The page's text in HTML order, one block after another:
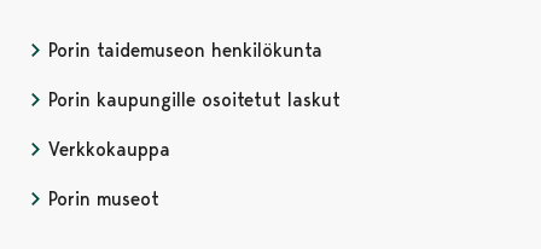
Porin taidemuseon henkilökunta
Porin kaupungille osoitetut laskut
Verkkokauppa
Porin museot